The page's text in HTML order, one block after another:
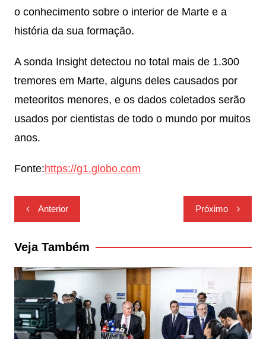
o conhecimento sobre o interior de Marte e a
história da sua formação.
A sonda Insight detectou no total mais de 1.300
tremores em Marte, alguns deles causados por
meteoritos menores, e os dados coletados serão
usados por cientistas de todo o mundo por muitos
anos.
Fonte:https://g1.globo.com
Navegação
de
Post
Anterior Próximo
Veja Também